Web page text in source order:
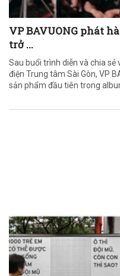
VP BAVUONG phát
trở ...
Sau buổi trình diễn và chia
điện Trung tâm Sài Gòn, VP
sản phẩm đầu tiên trong